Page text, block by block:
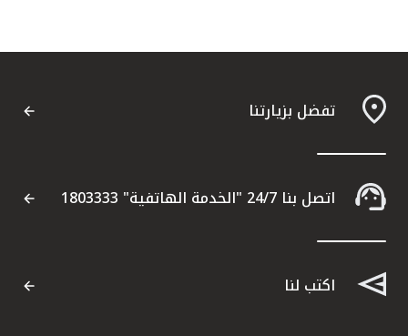
تفضل بزيارتنا
اتصل بنا 24/7 "الخدمة الهاتفية" 1803333
اكتب لنا